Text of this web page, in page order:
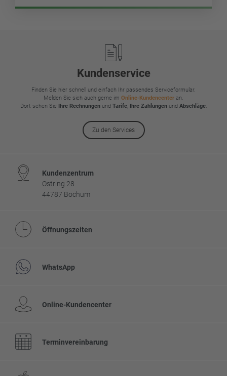
Kundenservice
Finden Sie hier schnell und einfach Ihr passendes Serviceformular.
Melden Sie sich auch gerne im Online-Kundencenter an.
Dort sehen Sie Ihre Rechnungenund Tarife, Ihre Zahlungenund Abschläge.
Zu den Services
Kundenzentrum
Ostring 28
44787 Bochum
Öffnungszeiten
WhatsApp
Online-Kundencenter
Terminvereinbarung